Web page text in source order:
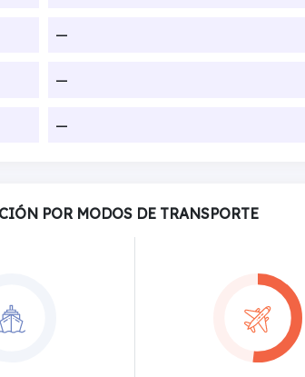
—
—
—
POR MODOS DE TRANSPORTE